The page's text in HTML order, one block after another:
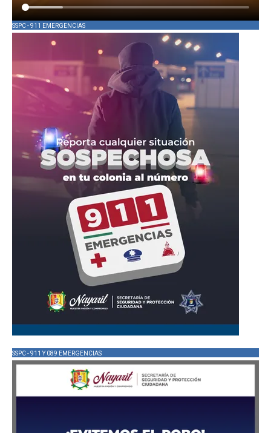
SSPC - 911 EMERGENCIAS
SSPC - 911 Y 089 EMERGENCIAS